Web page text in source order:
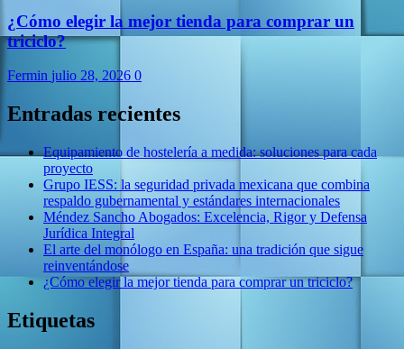
¿Cómo elegir la mejor tienda para comprar un
triciclo?
Fermin julio 28, 2026 0
Entradas recientes
Equipamiento de hostelería a medida: soluciones para cada
proyecto
Grupo IESS: la seguridad privada mexicana que combina
respaldo gubernamental y estándares internacionales
Méndez Sancho Abogados: Excelencia, Rigor y Defensa
Jurídica Integral
El arte del monólogo en España: una tradición que sigue
reinventándose
¿Cómo elegir la mejor tienda para comprar un triciclo?
Etiquetas